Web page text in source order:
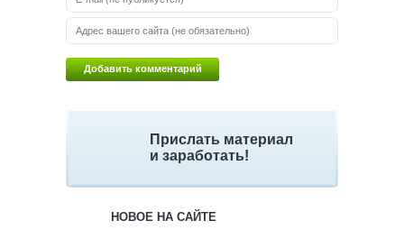
Прислать материал
и заработать!
НОВОЕ НА САЙТЕ